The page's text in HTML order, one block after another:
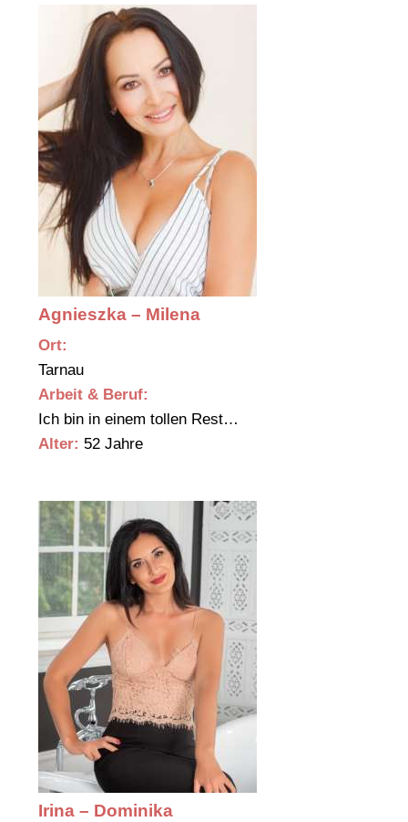
Agnieszka – Milena
Ort:
Tarnau
Arbeit & Beruf:
Ich bin in einem tollen Rest…
Alter: 52 Jahre
Irina – Dominika